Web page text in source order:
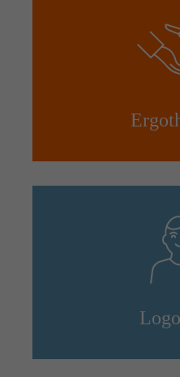
Lorem ipsum dolor sit amet,
Aenean commodo ligula eget
natoque penatibus et magnis